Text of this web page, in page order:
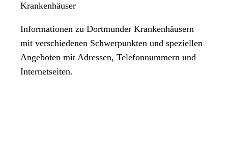
Krankenhäuser
Informationen zu Dortmunder Krankenhäusern
mit verschiedenen Schwerpunkten und speziellen
Angeboten mit Adressen, Telefonnummern und
Internetseiten.